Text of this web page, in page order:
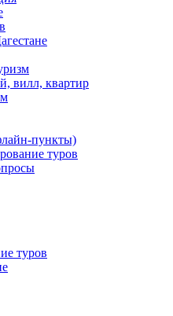
вилл, квартир
пункты)
туров
туров